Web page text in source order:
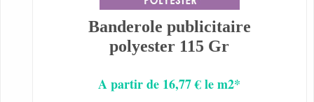
Banderole publicitaire
polyester 115 Gr
A partir de 16,77 € le m2*